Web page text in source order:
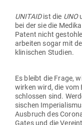
UNITAIDist die UNO
bei der sie die
Patent nicht
arbeiten sogar mit
kli­ni­schen Studien.
Es bleibt die Frage,
wirken wird, die
schlossen sind.
si­schen
Aus­bruch des
Gates und die